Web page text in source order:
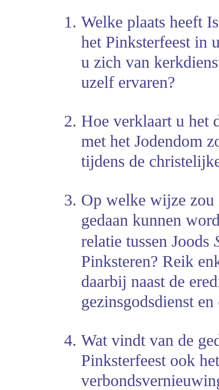
Welke plaats heeft
het Pinksterfeest in
u zich van
uzelf ervaren?
Hoe verklaart u het
met het Jodendom
tijdens de
Op welke wijze zou
gedaan kunnen
relatie tussen Joods
Pinksteren? Reik
daarbij naast de
gezinsgodsdienst en
Wat vindt van de
Pinksterfeest ook